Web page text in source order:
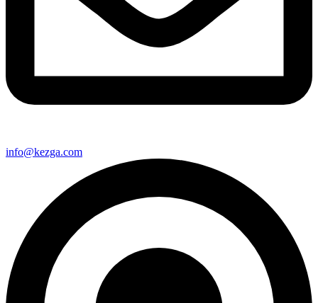
info@kezga.com